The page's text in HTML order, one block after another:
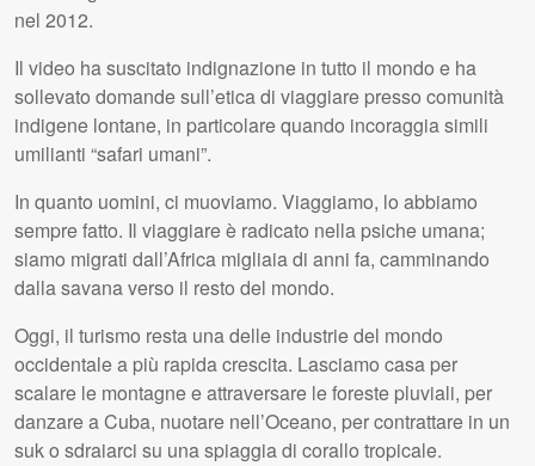
nel 2012.
Il video ha suscitato indignazione in tutto il mondo e ha
sollevato domande sull’etica di viaggiare presso comunità
indigene lontane, in particolare quando incoraggia simili
umilianti “safari umani”.
In quanto uomini, ci muoviamo. Viaggiamo, lo abbiamo
sempre fatto. Il viaggiare è radicato nella psiche umana;
siamo migrati dall’Africa migliaia di anni fa, camminando
dalla savana verso il resto del mondo.
Oggi, il turismo resta una delle industrie del mondo
occidentale a più rapida crescita. Lasciamo casa per
scalare le montagne e attraversare le foreste pluviali, per
danzare a Cuba, nuotare nell’Oceano, per contrattare in un
suk o sdraiarci su una spiaggia di corallo tropicale.